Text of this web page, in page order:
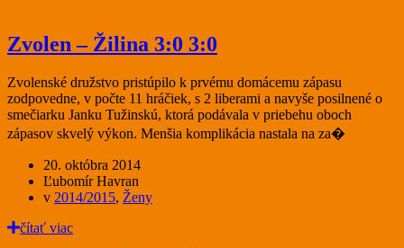
Zvolen – Žilina 3:0 3:0
Zvolenské družstvo pristúpilo k prvému domácemu zápasu
zodpovedne, v počte 11 hráčiek, s 2 liberami a navyše posilnené o
smečiarku Janku Tužinskú, ktorá podávala v priebehu oboch
zápasov skvelý výkon. Menšia komplikácia nastala na za�
20. októbra 2014
Ľubomír Havran
v 2014/2015, Ženy
čítať viac